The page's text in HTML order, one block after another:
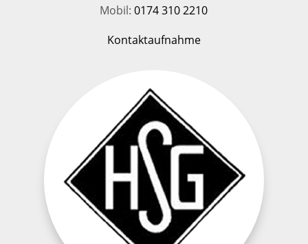
Mobil:0174 310 2210
Kontaktaufnahme